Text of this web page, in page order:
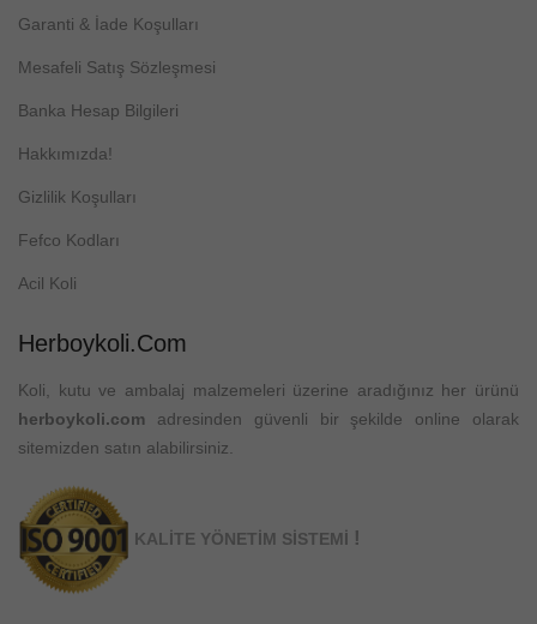
Garanti & İade Koşulları
Mesafeli Satış Sözleşmesi
Banka Hesap Bilgileri
Hakkımızda!
Gizlilik Koşulları
Fefco Kodları
Acil Koli
Herboykoli.com
Koli, kutu ve ambalaj malzemeleri üzerine aradığınız her ürünü
herboykoli.com adresinden güvenli bir şekilde online olarak
sitemizden satın alabilirsiniz.
KALİTE YÖNETİM SİSTEMİ !